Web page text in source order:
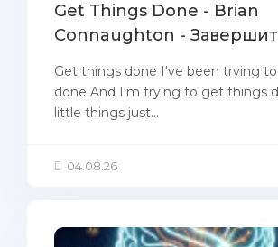
Get Things Done - Brian
Connaughton -
Get things done I've been trying
done And I'm trying to get things
little things just...
04.08.26